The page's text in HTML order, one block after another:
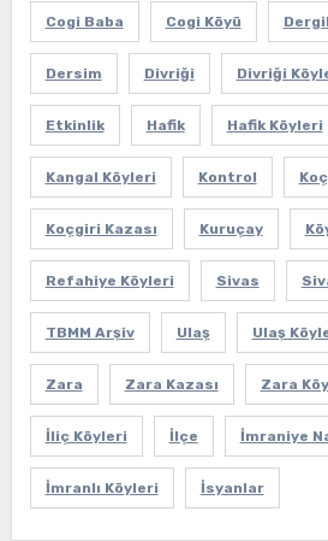
Cogi Baba Cogi Köyü
Dersim Divriği Divriği
Etkinlik Hafik Hafik Köyleri
Kangal Köyleri Kontrol
Koçgiri Kazası Kuruçay
Refahiye Köyleri Sivas
TBMM Arşiv Ulaş Ulaş
Zara Zara Kazası Zara
İliç Köyleri İlçe İmraniye
İmranlı Köyleri İsyanlar